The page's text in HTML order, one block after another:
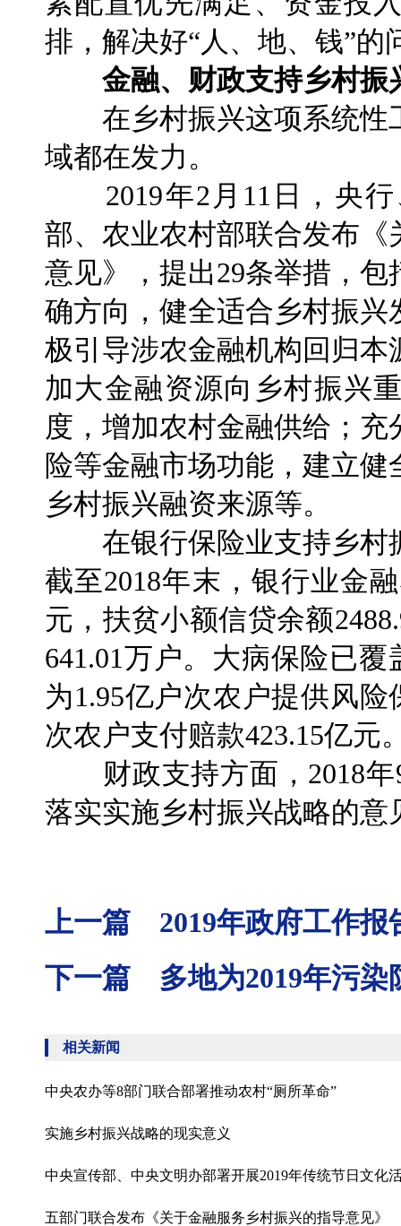
排，解决好“人、地、钱”的
金融、财政支持乡村振
在乡村振兴这项系统性
域都在发力。
2019年2月11日，央行
部、农业农村部联合发布
意见》，提出29条举措，
确方向，健全适合乡村振
极引导涉农金融机构回归
加大金融资源向乡村振兴
度，增加农村金融供给；
险等金融市场功能，建立
乡村振兴融资来源等。
在银行保险业支持乡村
截至2018年末，银行业金
元，扶贫小额信贷余额
641.01万户。大病保险已
为1.95亿户次农户提供风险
次农户支付赔款423.15亿元
财政支持方面，2018年
落实实施乡村振兴战略的
上一篇 2019年政府工作报
下一篇 多地为2019年污染
相关新闻
中央农办等8部门联合部署推动农村“厕所革命”
实施乡村振兴战略的现实意义
中央宣传部、中央文明办部署开展2019年传统节日文化
五部门联合发布《关于金融服务乡村振兴的指导意见》